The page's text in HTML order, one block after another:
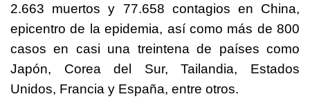
2.663 muertos y 77.658 contagios en China,
epicentro de la epidemia, así como más de 800
casos en casi una treintena de países como
Japón, Corea del Sur, Tailandia, Estados
Unidos, Francia y España, entre otros.